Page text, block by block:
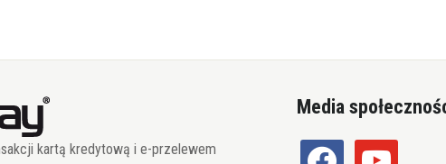
kartą kredytową i e-przelewem
Media
facebook youtube